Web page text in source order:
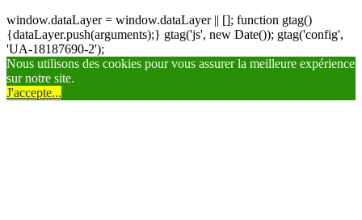
window.dataLayer = window.dataLayer || []; function gtag()
{dataLayer.push(arguments);} gtag('js', new Date()); gtag('config',
'UA-18187690-2');
Nous utilisons des cookies pour vous assurer la meilleure expérience
sur notre site.
J'accepte...